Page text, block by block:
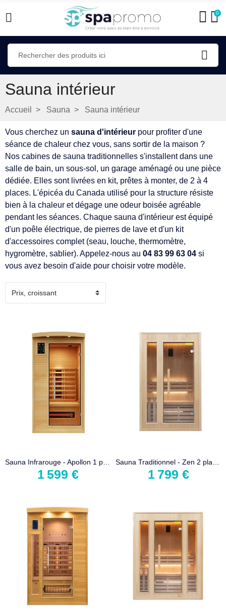
0
Sauna intérieur
Accueil Sauna Sauna intérieur
Vous cherchez un sauna d'intérieur pour profiter d'une
séance de chaleur chez vous, sans sortir de la maison ?
Nos cabines de sauna traditionnelles s'installent dans une
salle de bain, un sous-sol, un garage aménagé ou une pièce
dédiée. Elles sont livrées en kit, prêtes à monter, de 2 à 4
places. L'épicéa du Canada utilisé pour la structure résiste
bien à la chaleur et dégage une odeur boisée agréable
pendant les séances. Chaque sauna d'intérieur est équipé
d'un poêle électrique, de pierres de lave et d'un kit
d'accessoires complet (seau, louche, thermomètre,
hygromètre, sablier). Appelez-nous au 04 83 99 63 04 si
vous avez besoin d'aide pour choisir votre modèle.
1 599 € 1 799 €